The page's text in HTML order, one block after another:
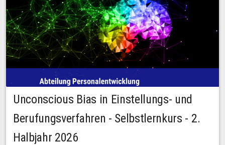
Unconscious Bias in Einstellungs- und
Berufungsverfahren - Selbstlernkurs - 2.
Halbjahr 2026